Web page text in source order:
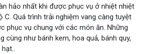
hảo nhất khi được phục vụ ở nhiệt nhiệt
C. Quá trình trải nghiệm vang càng tuyệt
phục vụ chung với các món ăn. Những
cùng như bánh kem, hoa quả, bánh quy,